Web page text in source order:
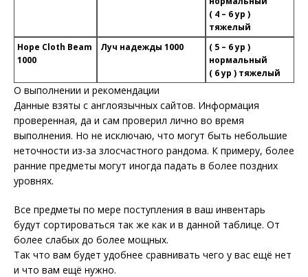
( 4 – 6 ур )
тяжелый
Hope Cloth Beam
1000
Луч надежды 1000
( 5 – 6 ур )
нормальный
( 6 ур ) тяжелый
О выполнении и рекомендации
Данные взяты с англоязычных сайтов. Информация
проверенная, да и сам проверил лично во время
выполнения. Но не исключаю, что могут быть небольшие
неточности из-за злосчастного рандома. К примеру, более
ранние предметы могут иногда падать в более поздних
уровнях.
Все предметы по мере поступления в ваш инвентарь
будут сортироваться так же как и в данной таблице. От
более слабых до более мощных.
Так что вам будет удобнее сравнивать чего у вас ещё нет
и что вам ещё нужно.